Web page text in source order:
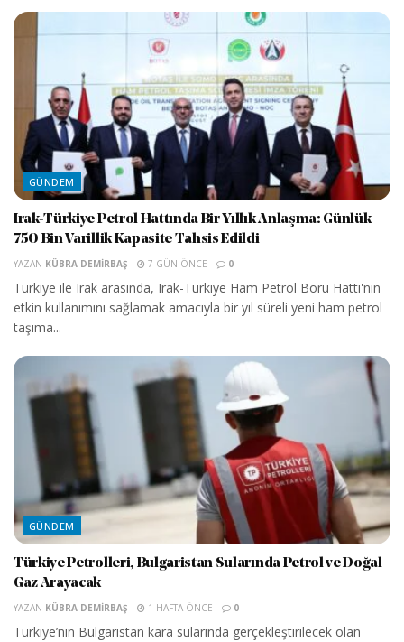
GÜNDEM
Irak-Türkiye Petrol Hattında Bir Yıllık Anlaşma: Günlük
750 Bin Varillik Kapasite Tahsis Edildi
YAZAN KÜBRA DEMIRBAŞ 7 GÜN ÖNCE 0
Türkiye ile Irak arasında, Irak-Türkiye Ham Petrol Boru Hattı'nın
etkin kullanımını sağlamak amacıyla bir yıl süreli yeni ham petrol
taşıma...
GÜNDEM
Türkiye Petrolleri, Bulgaristan Sularında Petrol ve Doğal
Gaz Arayacak
YAZAN KÜBRA DEMIRBAŞ 1 HAFTA ÖNCE 0
Türkiye’nin Bulgaristan kara sularında gerçekleştirilecek olan